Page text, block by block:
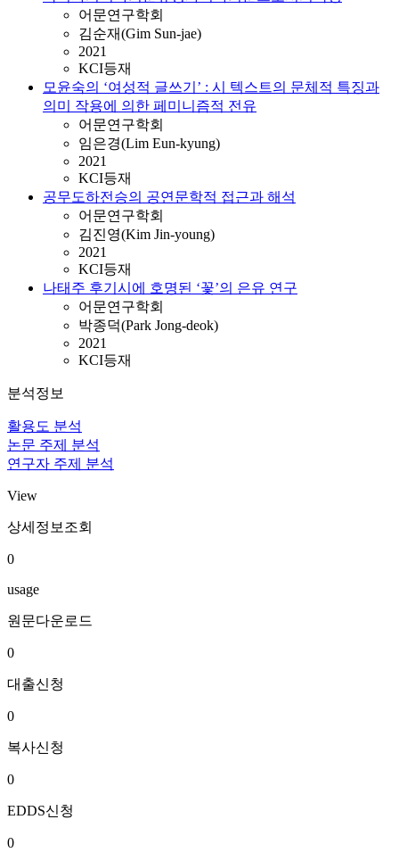
어문연구학회
김순재(Gim Sun-jae)
2021
KCI등재
모윤숙의 ‘여성적 글쓰기’ : 시 텍스트의 문체적 특징과
의미 작용에 의한 페미니즘적 전유
어문연구학회
임은경(Lim Eun-kyung)
2021
KCI등재
공무도하전승의 공연문학적 접근과 해석
어문연구학회
김진영(Kim Jin-young)
2021
KCI등재
나태주 후기시에 호명된 ‘꽃’의 은유 연구
어문연구학회
박종덕(Park Jong-deok)
2021
KCI등재
분석정보
활용도 분석
논문 주제 분석
연구자 주제 분석
View
상세정보조회
0
usage
원문다운로드
0
대출신청
0
복사신청
0
EDDS신청
0